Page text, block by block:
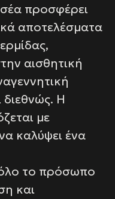
προσφέρει
αποτελέσματα
αισθητική
διεθνώς. Η
με
καλύψει ένα
το πρόσωπο
και